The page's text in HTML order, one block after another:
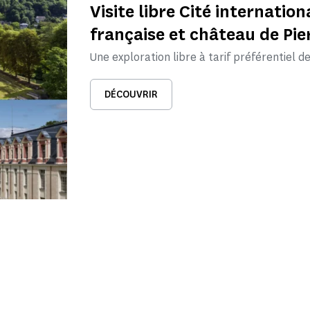
Visite libre Cité
française et château de
Une exploration libre à tarif préférentiel
DÉCOUVRIR